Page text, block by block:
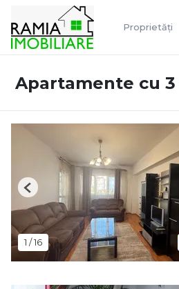
Proprietăți
Apartamente cu
1 /16
Previous